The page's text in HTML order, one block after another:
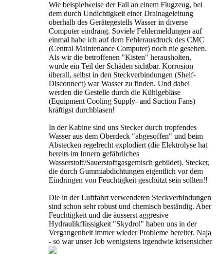
Wie beispielweise der Fall an einem Flugzeug, bei
dem durch Undichtigkeit einer Drainageleitung
oberhalb des Gerätegestells Wasser in diverse
Computer eindrang. Soviele Fehlermeldungen auf
einmal habe ich auf dem Fehlerausdruck des CMC
(Central Maintenance Computer) noch nie gesehen.
Als wir die betroffenen "Kisten" herausholten,
wurde ein Teil der Schäden sichtbar. Korrosion
überall, selbst in den Steckverbindungen (Shelf-
Disconnect) war Wasser zu finden. Und dabei
werden die Gestelle durch die Kühlgebläse
(Equipment Cooling Supply- and Suction Fans)
kräftigst durchblasen!
In der Kabine sind uns Stecker durch tropfendes
Wasser aus dem Oberdeck "abgesoffen" und beim
Abstecken regelrecht explodiert (die Elektrolyse hat
bereits im Innern gefährliches
Wasserstoff/Sauerstoffgasgemisch gebildet). Stecker,
die durch Gummiabdichtungen eigentlich vor dem
Eindringen von Feuchtigkeit geschützt sein sollten!!
Die in der Luftfahrt verwendeten Steckverbindungen
sind schon sehr robust und chemisch beständig. Aber
Feuchtigkeit und die äusserst aggresive
Hydraulikflüssigkeit "Skydrol" haben uns in der
Vergangenheit immer wieder Probleme bereitet. Naja
- so war unser Job wenigstens irgendwie krisensicher